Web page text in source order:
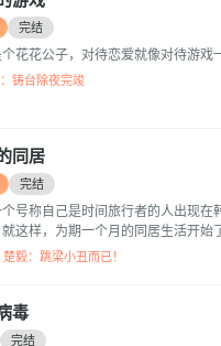
完结
个花花公子，对待恋爱就像对待游
铸台除夜完竣
同居
完结
号称自己是时间旅行者的人出现在
这样，为期一个月的同居生活开始
毅：跳梁小丑而已！
毒
完结